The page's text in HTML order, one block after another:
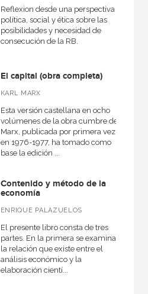
Reflexion desde una perspectiva
política, social y ética sobre las
posibilidades y necesidad de
consecución de la RB.
El capital (obra completa)
KARL MARX
Esta versión castellana en ocho
volúmenes de la obra cumbre de
Marx, publicada por primera vez
en 1976-1977, ha tomado como
base la edición ...
Contenido y método de la
economía
ENRIQUE PALAZUELOS
El presente libro consta de tres
partes. En la primera se examina
la relación que existe entre el
análisis económico y la
elaboración cientí...